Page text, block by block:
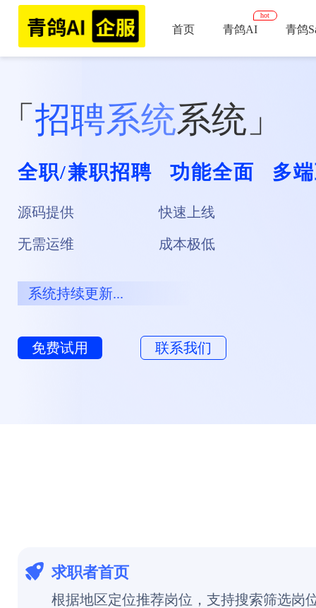
首页 青鸽AI
hot
青鸽
主营产品
更多产品
家政系统
服务列表+
「 招聘系统系统」
全职/兼职招聘 功能全面 多
源码提供 快速上线
无需运维 成本极低
系统持续更新...
免费试用 联系我们
求职者首页
根据地区定位推荐岗位，支持搜索筛选岗